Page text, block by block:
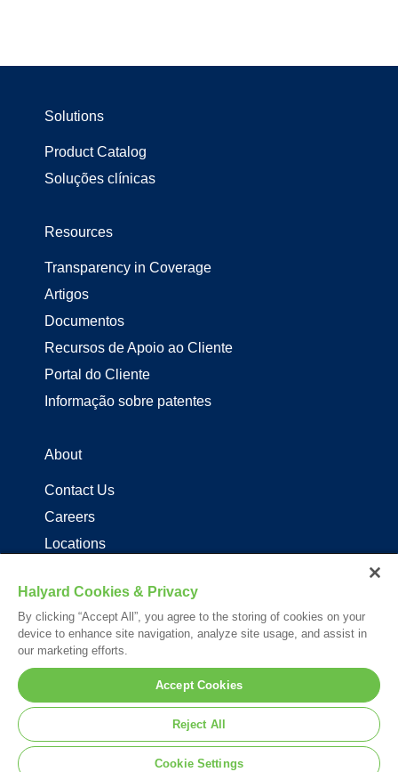
Solutions
Product Catalog
Soluções clínicas
Resources
Transparency in Coverage
Artigos
Documentos
Recursos de Apoio ao Cliente
Portal do Cliente
Informação sobre patentes
About
Contact Us
Careers
Locations
Follow Us
© 2026. All rights reserved.
Halyard Cookies & Privacy
By clicking “Accept All”, you agree to the storing of cookies on your
device to enhance site navigation, analyze site usage, and assist in
our marketing efforts.
Accept Cookies
Reject All
Cookie Settings